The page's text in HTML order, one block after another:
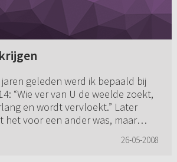
geleden werd ik bepaald bij
“Wie ver van U de weelde zoekt,
en wordt vervloekt.” Later
het voor een ander was, maar
26-05-2008